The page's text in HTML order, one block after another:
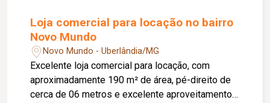
Loja comercial para locação no bairro
Novo Mundo
Novo Mundo - Uberlândia/MG
Excelente loja comercial para locação, com
aproximadamente 190 m² de área, pé-direito de
cerca de 06 metros e excelente aproveitamento